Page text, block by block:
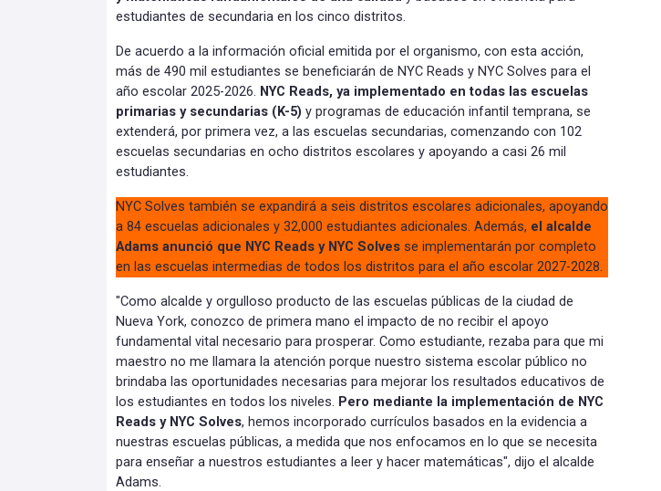
estudiantes de secundaria en los cinco distritos.
De acuerdo a la información oficial emitida por el organismo, con esta acción,
más de 490 mil estudiantes se beneficiarán de NYC Reads y NYC Solves para el
año escolar 2025-2026. NYC Reads, ya implementado en todas las escuelas
primarias y secundarias (K-5) y programas de educación infantil temprana, se
extenderá, por primera vez, a las escuelas secundarias, comenzando con 102
escuelas secundarias en ocho distritos escolares y apoyando a casi 26 mil
estudiantes.
NYC Solves también se expandirá a seis distritos escolares adicionales, apoyando
a 84 escuelas adicionales y 32,000 estudiantes adicionales. Además, el alcalde
Adams anunció que NYC Reads y NYC Solves se implementarán por completo
en las escuelas intermedias de todos los distritos para el año escolar 2027-2028.
"Como alcalde y orgulloso producto de las escuelas públicas de la ciudad de
Nueva York, conozco de primera mano el impacto de no recibir el apoyo
fundamental vital necesario para prosperar. Como estudiante, rezaba para que mi
maestro no me llamara la atención porque nuestro sistema escolar público no
brindaba las oportunidades necesarias para mejorar los resultados educativos de
los estudiantes en todos los niveles. Pero mediante la implementación de NYC
Reads y NYC Solves, hemos incorporado currículos basados en la evidencia a
nuestras escuelas públicas, a medida que nos enfocamos en lo que se necesita
para enseñar a nuestros estudiantes a leer y hacer matemáticas", dijo el alcalde
Adams.